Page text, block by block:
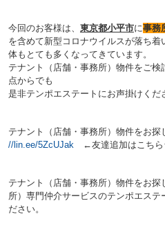
今回のお客様は、 東京都小平市に事務
を含めて新型コロナウイルスが落ち
体もとても多くなってきています。
テナント（店舗・事務所）物件をご
点からでも
是非テンポエステートにお声掛けくだ
テナント（店舗・事務所）物件をお
//lin.ee/5ZcUJak ←友達追加はこち
テナント（店舗・事務所）物件をお
所）専門仲介サービスのテンポエステ
ださい。